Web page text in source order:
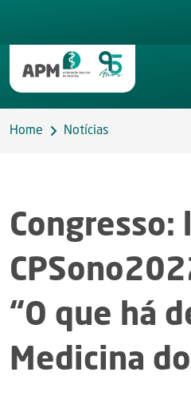
Home Notícias
Congresso:
“O que há
Medicina